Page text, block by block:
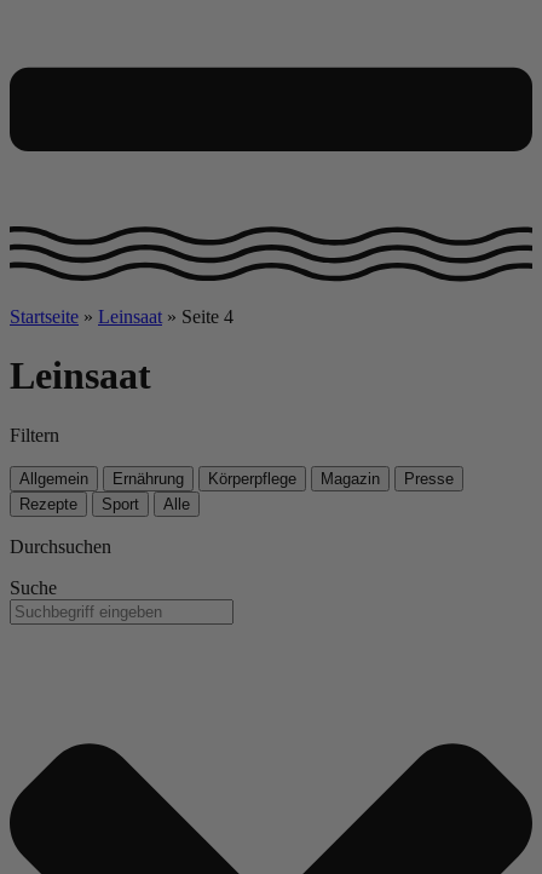
Startseite » Leinsaat » Seite 4
Leinsaat
Filtern
Allgemein Ernährung Körperpflege Magazin
Presse
Rezepte
Sport Alle
Durchsuchen
Suche